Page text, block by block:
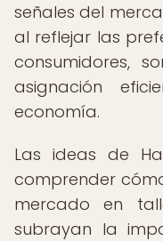
señales del
al reflejar las
consumidores,
asignación
economía.
Las ideas de
comprender
mercado en
subrayan la